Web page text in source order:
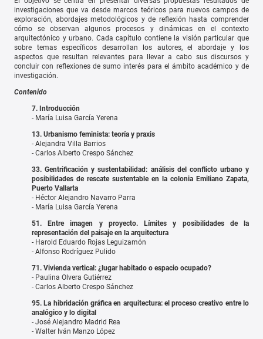
investigaciones que va desde marcos teóricos para nuevos campos de
exploración, abordajes metodológicos y de reflexión hasta comprender
cómo se observan algunos procesos y dinámicas en el contexto
arquitectónico y urbano. Cada capítulo contiene la visión particular que
sobre temas específicos desarrollan los autores, el abordaje y los
aspectos que resultan relevantes para llevar a cabo sus discursos y
concluir con reflexiones de sumo interés para el ámbito académico y de
investigación.
Contenido
7. Introducción
- María Luisa García Yerena
13. Urbanismo feminista: teoría y praxis
- Alejandra Villa Barrios
- Carlos Alberto Crespo Sánchez
33. Gentrificación y sustentabilidad: análisis del conflicto urbano y
posibilidades de rescate sustentable en la colonia Emiliano Zapata,
Puerto Vallarta
- Héctor Alejandro Navarro Parra
- María Luisa García Yerena
51. Entre imagen y proyecto. Límites y posibilidades de la
representación del paisaje en la arquitectura
- Harold Eduardo Rojas Leguizamón
- Alfonso Rodríguez Pulido
71. Vivienda vertical: ¿lugar habitado o espacio ocupado?
- Paulina Olvera Gutiérrez
- Carlos Alberto Crespo Sánchez
95. La hibridación gráfica en arquitectura: el proceso creativo entre lo
analógico y lo digital
- José Alejandro Madrid Rea
- Walter Iván Manzo López